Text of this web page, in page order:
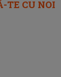
TE CU NOI